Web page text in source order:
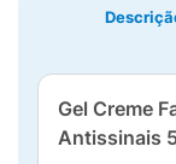
Gel Creme
Antissinais